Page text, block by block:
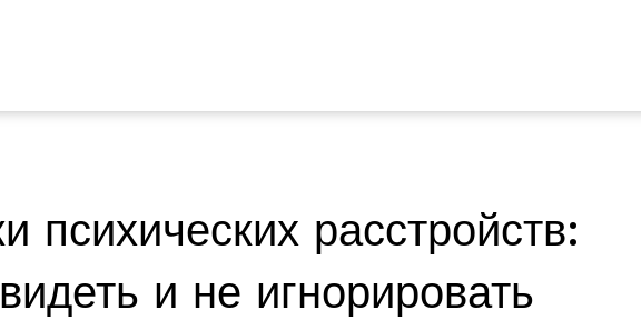
психических расстройств:
и не игнорировать